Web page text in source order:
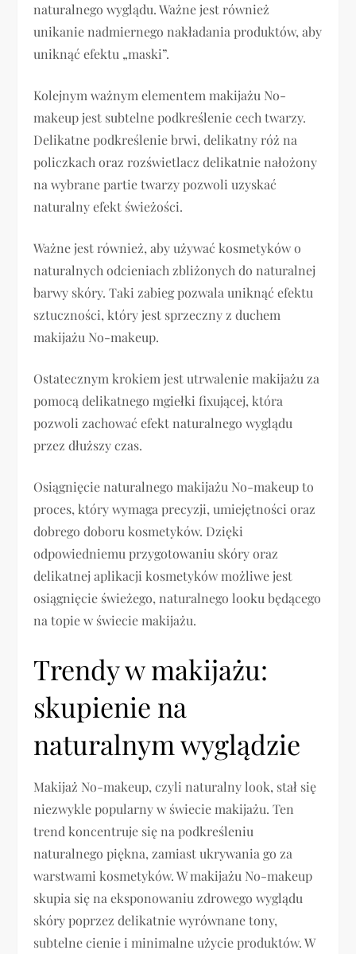
naturalnego wyglądu. Ważne jest również
unikanie nadmiernego nakładania produktów, aby
uniknąć efektu „maski”.
Kolejnym ważnym elementem makijażu No-
makeup jest subtelne podkreślenie cech twarzy.
Delikatne podkreślenie brwi, delikatny róż na
policzkach oraz rozświetlacz delikatnie nałożony
na wybrane partie twarzy pozwoli uzyskać
naturalny efekt świeżości.
Ważne jest również, aby używać kosmetyków o
naturalnych odcieniach zbliżonych do naturalnej
barwy skóry. Taki zabieg pozwala uniknąć efektu
sztuczności, który jest sprzeczny z duchem
makijażu No-makeup.
Ostatecznym krokiem jest utrwalenie makijażu za
pomocą delikatnego mgiełki fixującej, która
pozwoli zachować efekt naturalnego wyglądu
przez dłuższy czas.
Osiągnięcie naturalnego makijażu No-makeup to
proces, który wymaga precyzji, umiejętności oraz
dobrego doboru kosmetyków. Dzięki
odpowiedniemu przygotowaniu skóry oraz
delikatnej aplikacji kosmetyków możliwe jest
osiągnięcie świeżego, naturalnego looku będącego
na topie w świecie makijażu.
Trendy w makijażu:
skupienie na
naturalnym wyglądzie
Makijaż No-makeup, czyli naturalny look, stał się
niezwykle popularny w świecie makijażu. Ten
trend koncentruje się na podkreśleniu
naturalnego piękna, zamiast ukrywania go za
warstwami kosmetyków. W makijażu No-makeup
skupia się na eksponowaniu zdrowego wyglądu
skóry poprzez delikatnie wyrównane tony,
subtelne cienie i minimalne użycie produktów. W